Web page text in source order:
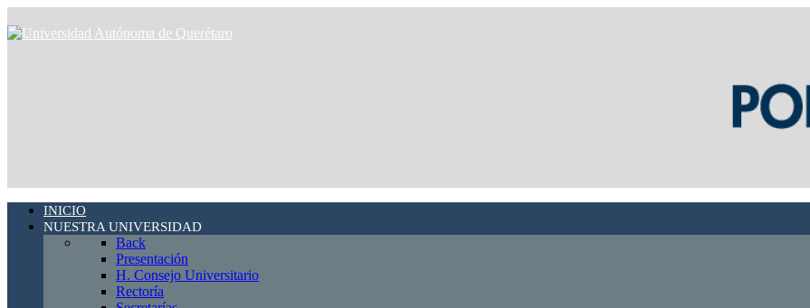
INICIO
NUESTRA UNIVERSIDAD
Back
Presentación
H. Consejo Universitario
Rectoría